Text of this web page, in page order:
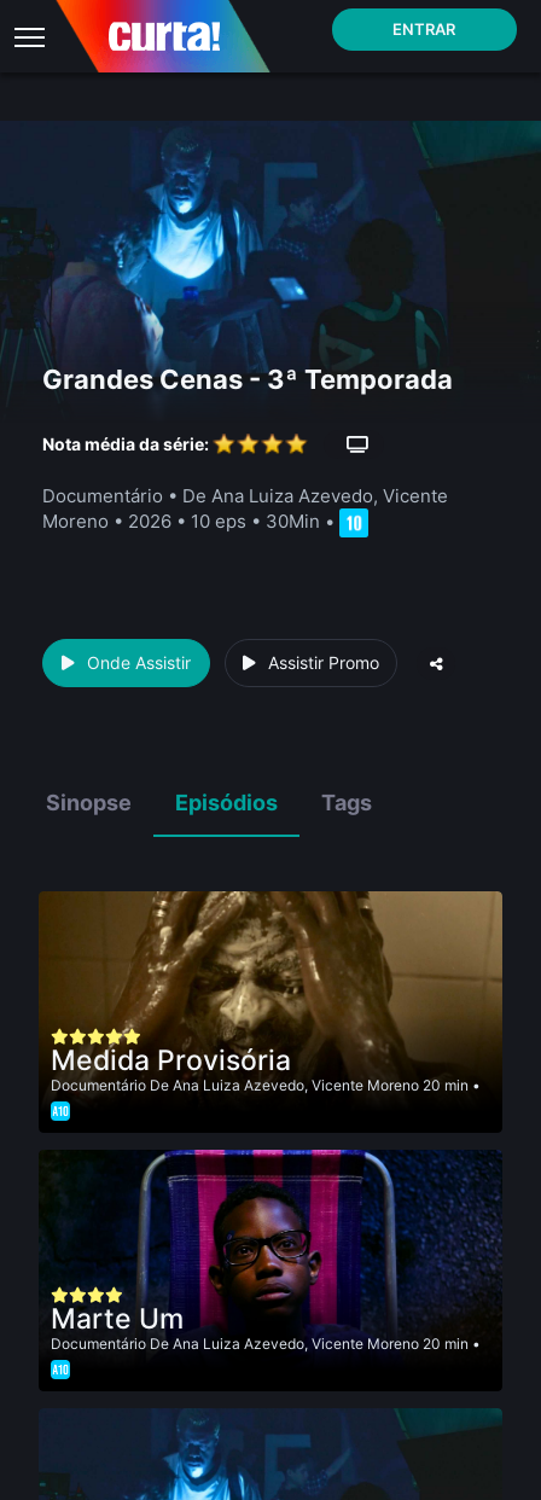
ENTRAR
Grandes Cenas - 3ª Temporada
Nota média da série:
Documentário • De Ana Luiza Azevedo, Vicente
Moreno • 2026 • 10 eps • 30Min •
Onde Assistir Assistir Promo
Sinopse Episódios Tags
Medida Provisória
Documentário De Ana Luiza Azevedo, Vicente Moreno 20 min •
Marte Um
Documentário De Ana Luiza Azevedo, Vicente Moreno 20 min •